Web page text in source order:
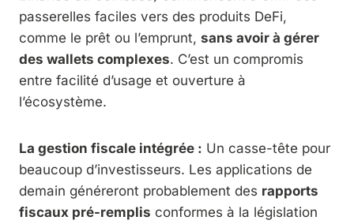
passerelles faciles vers des produits DeFi,
comme le prêt ou l’emprunt, sans avoir à gérer
des wallets complexes. C’est un compromis
entre facilité d’usage et ouverture à
l’écosystème.
La gestion fiscale intégrée : Un casse-tête pour
beaucoup d’investisseurs. Les applications de
demain généreront probablement des rapports
fiscaux pré-remplis conformes à la législation